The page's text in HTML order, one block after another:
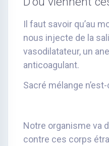
Il faut savoir qu’au
nous injecte de la
vasodilatateur, un
anticoagulant.
Sacré mélange
Notre organisme va
contre ces corps